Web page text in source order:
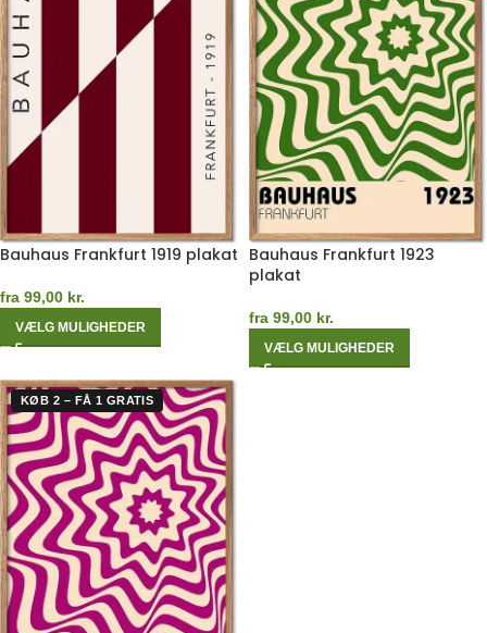
Bauhaus Frankfurt 1919 plakat
fra 99,00 kr.
VÆLG MULIGHEDER
Bauhaus Frankfurt 1923
plakat
fra 99,00 kr.
VÆLG MULIGHEDER
KØB 2 – FÅ 1 GRATIS